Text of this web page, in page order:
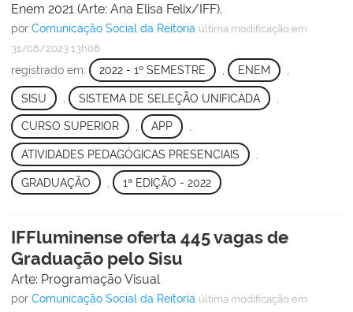
Enem 2021 (Arte: Ana Elisa Felix/IFF).
por Comunicação Social da Reitoria última modificação em
31/08/2023 13h08
registrado em: 2022 - 1º SEMESTRE ENEM
SISU SISTEMA DE SELEÇÃO UNIFICADA
CURSO SUPERIOR , APP ,
ATIVIDADES PEDAGÓGICAS PRESENCIAIS
GRADUAÇÃO 1ª EDIÇÃO - 2022
IFFluminense oferta 445 vagas de
Graduação pelo Sisu
Arte: Programação Visual
por Comunicação Social da Reitoria última modificação em